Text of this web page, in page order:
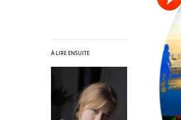
À LIRE ENSUITE